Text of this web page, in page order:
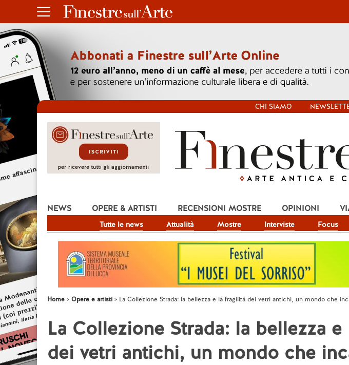
CHI SIAMO
NEWS
Tutte le news Attualità Mostre Interviste Focus
OPERE & ARTISTI RECENSIONI MOSTRE OPINIONI
Home Opere e artisti La Collezione Strada: la bellezza e la fragilità dei vetri antichi, un mondo che
La Collezione Strada: la bellezza
dei vetri antichi, un mondo che